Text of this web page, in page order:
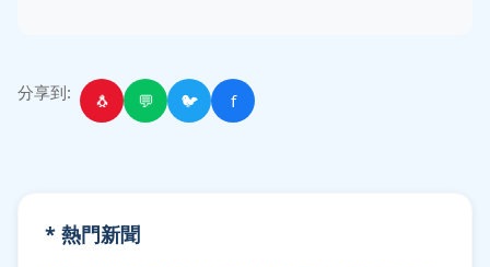
分享到: 🐧 💬 🐦 f
* 熱門新聞